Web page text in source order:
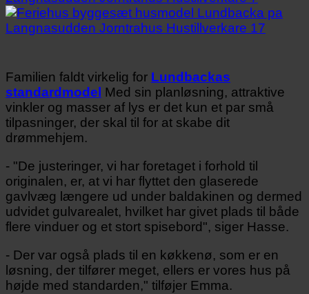
Familien faldt virkelig for Lundbackas
standardmodel Med sin planløsning, attraktive
vinkler og masser af lys er det kun et par små
tilpasninger, der skal til for at skabe dit
drømmehjem.
- "De justeringer, vi har foretaget i forhold til
originalen, er, at vi har flyttet den glaserede
gavlvæg længere ud under baldakinen og dermed
udvidet gulvarealet, hvilket har givet plads til både
flere vinduer og et stort spisebord", siger Hasse.
- Der var også plads til en køkkenø, som er en
løsning, der tilfører meget, ellers er vores hus på
højde med standarden," tilføjer Emma.